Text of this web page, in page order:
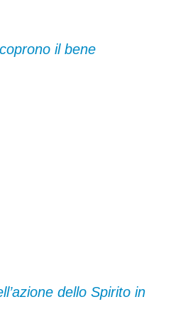
il bene
dello Spirito in